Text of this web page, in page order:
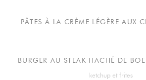
PÂTES À LA CRÈME LÉGÈRE AUX
BURGER AU STEAK HACHÉ DE
ketchup et frites